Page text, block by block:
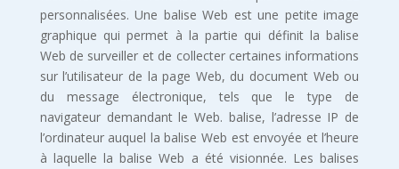
personnalisées. Une balise Web est une petite image
graphique qui permet à la partie qui définit la balise
Web de surveiller et de collecter certaines informations
sur l’utilisateur de la page Web, du document Web ou
du message électronique, tels que le type de
navigateur demandant le Web. balise, l’adresse IP de
l’ordinateur auquel la balise Web est envoyée et l’heure
à laquelle la balise Web a été visionnée. Les balises